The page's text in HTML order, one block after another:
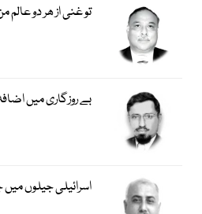
تو غنی از ھر دو عالم
بے روزگاری میں
اسرائیلی جیلوں میں